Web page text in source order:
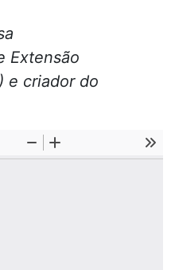
Extensão
e criador do